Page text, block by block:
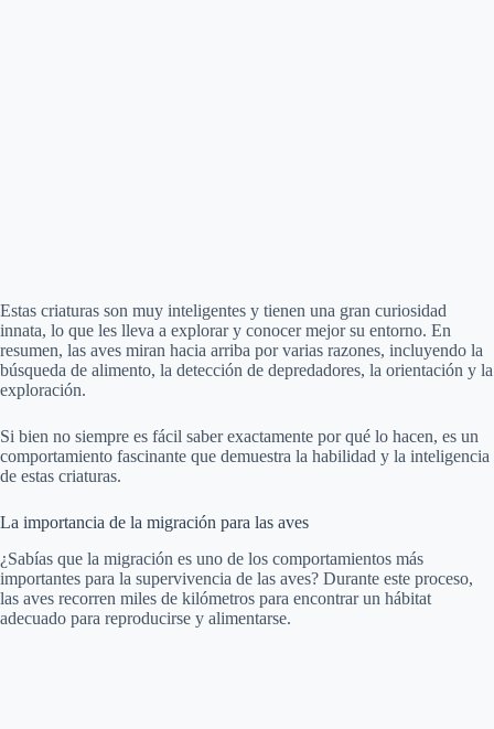
Estas criaturas son muy inteligentes y tienen una gran curiosidad
innata, lo que les lleva a explorar y conocer mejor su entorno. En
resumen, las aves miran hacia arriba por varias razones, incluyendo la
búsqueda de alimento, la detección de depredadores, la orientación y la
exploración.
Si bien no siempre es fácil saber exactamente por qué lo hacen, es un
comportamiento fascinante que demuestra la habilidad y la inteligencia
de estas criaturas.
La importancia de la migración para las aves
¿Sabías que la migración es uno de los comportamientos más
importantes para la supervivencia de las aves? Durante este proceso,
las aves recorren miles de kilómetros para encontrar un hábitat
adecuado para reproducirse y alimentarse.